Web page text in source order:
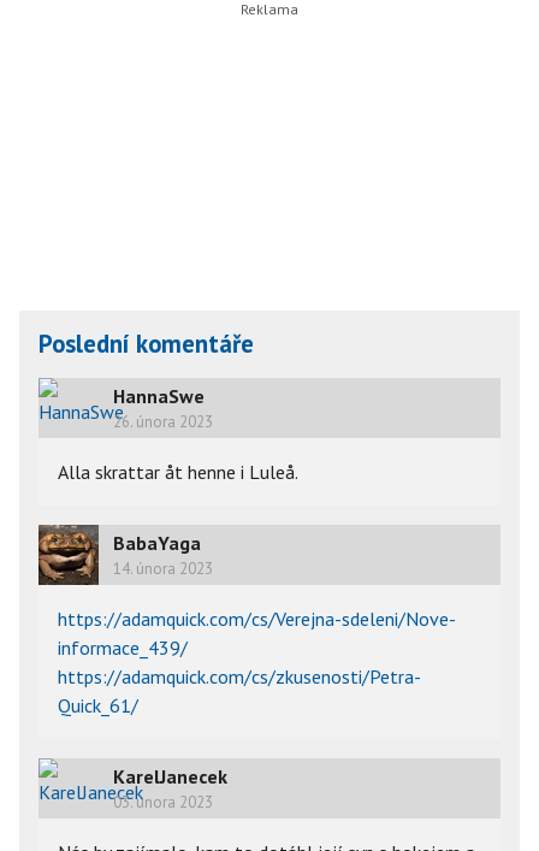
Poslední komentáře
HannaSwe
26. února 2023
Alla skrattar åt henne i Luleå.
BabaYaga
14. února 2023
https://adamquick.com/cs/Verejna-sdeleni/Nove-
informace_439/
https://adamquick.com/cs/zkusenosti/Petra-
Quick_61/
KarelJanecek
03. února 2023